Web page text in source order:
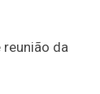
da